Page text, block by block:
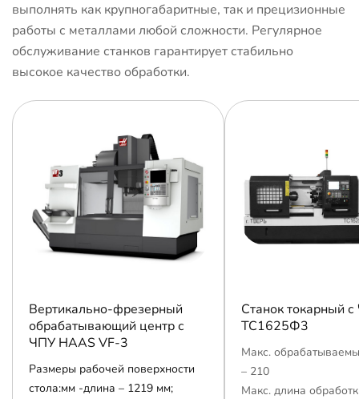
выполнять как крупногабаритные, так и прецизионные
работы с металлами любой сложности. Регулярное
обслуживание станков гарантирует стабильно
высокое качество обработки.
Вертикально-фрезерный
обрабатывающий центр с
ЧПУ HAAS VF-3
Размеры рабочей поверхности
стола:мм -длина – 1219 мм;
Станок токарный
ТС1625Ф3
Макс.
– 210
Макс. длина